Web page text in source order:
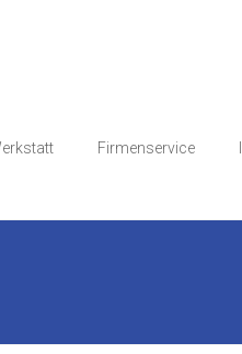
Firmenservice